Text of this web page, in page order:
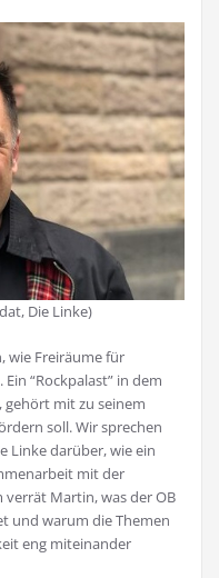
Die Linke)
wie Freiräume für
“Rockpalast” in dem
mit zu seinem
soll. Wir sprechen
Linke darüber, wie ein
mit der
Martin, was der OB
und warum die Themen
eng miteinander